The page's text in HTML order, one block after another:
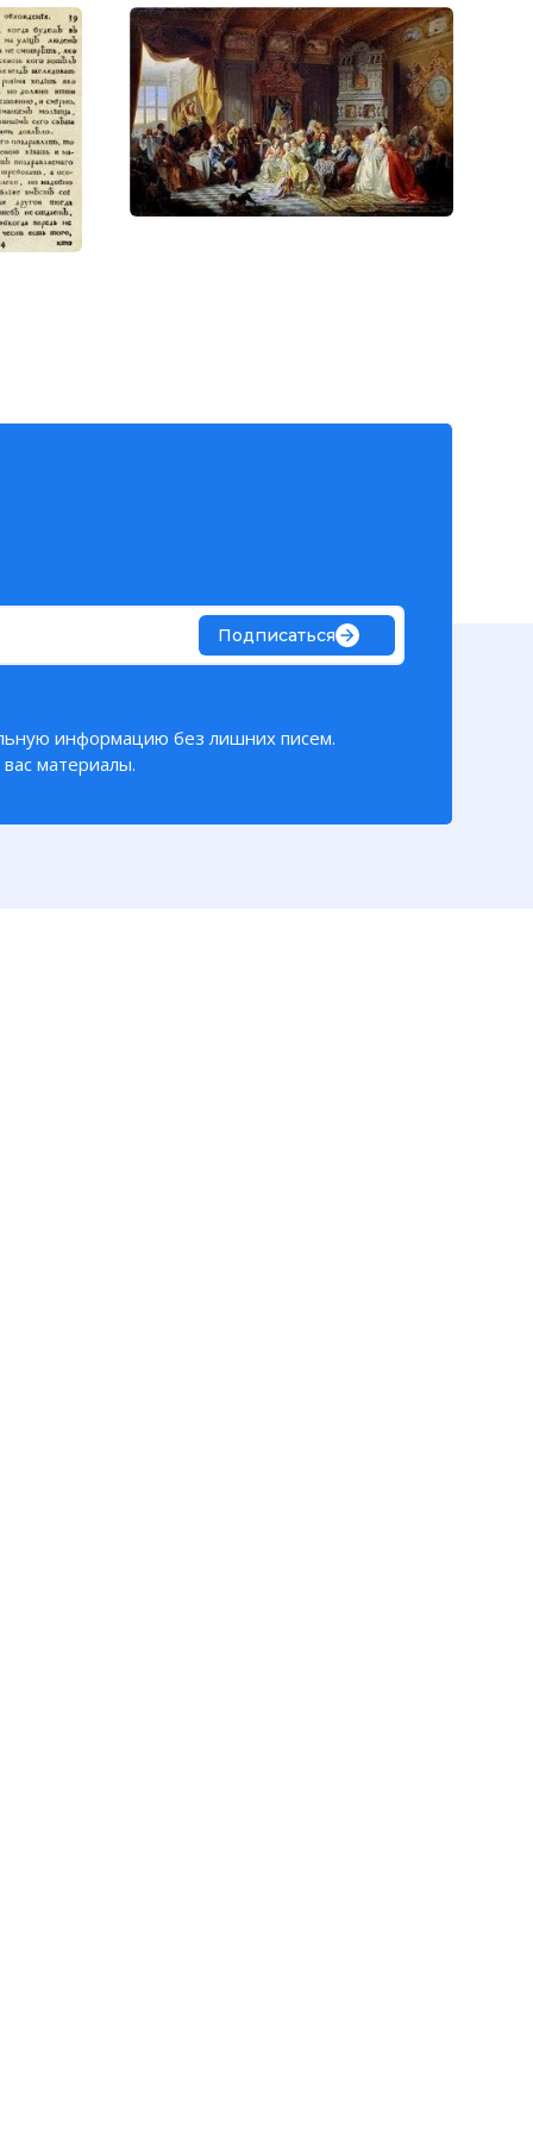
Подписаться
информацию без лишних писем.
материалы.